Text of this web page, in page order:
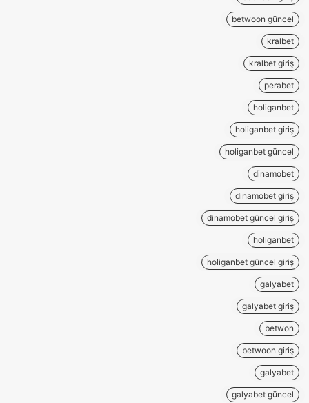
betwoon güncel
kralbet
kralbet giriş
perabet
holiganbet
holiganbet giriş
holiganbet güncel
dinamobet
dinamobet giriş
dinamobet güncel giriş
holiganbet
holiganbet güncel giriş
galyabet
galyabet giriş
betwon
betwoon giriş
galyabet
galyabet güncel